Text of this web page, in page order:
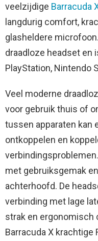
veelzijdige Barracuda
langdurig comfort,
glasheldere
draadloze headset en
PlayStation, Nintendo
Veel moderne
voor gebruik thuis of
tussen apparaten kan
ontkoppelen en
met gebruiksgemak
achterhoofd. De
verbinding met lage
strak en ergonomisch
Barracuda X krachtige